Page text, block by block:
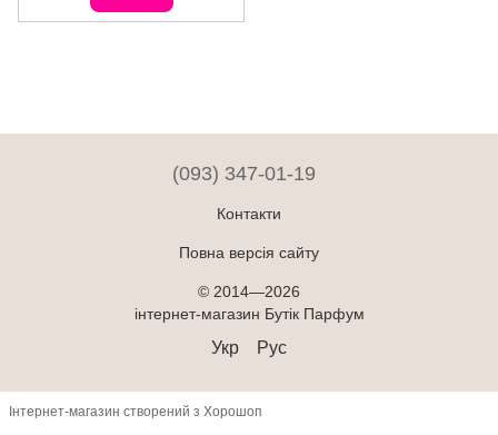
(093) 347-01-19
Контакти
Повна версія сайту
© 2014—2026
інтернет-магазин Бутік Парфум
Укр Рус
Інтернет-магазин створений з Хорошоп